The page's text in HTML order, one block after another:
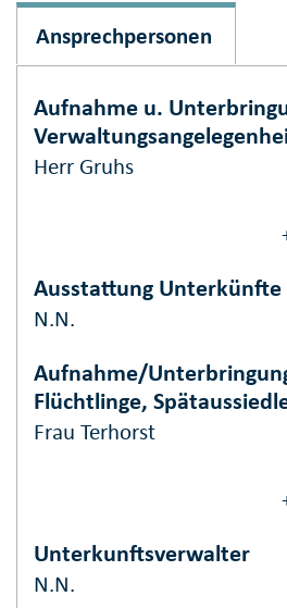
Ansprechpersonen
Aufnahme u.
Herr Gruhs
Ausstattung Unterkünfte
N.N.
Aufnahme/
Flüchtlinge,
Frau Terhorst
Unterkunftsverwalter
N.N.